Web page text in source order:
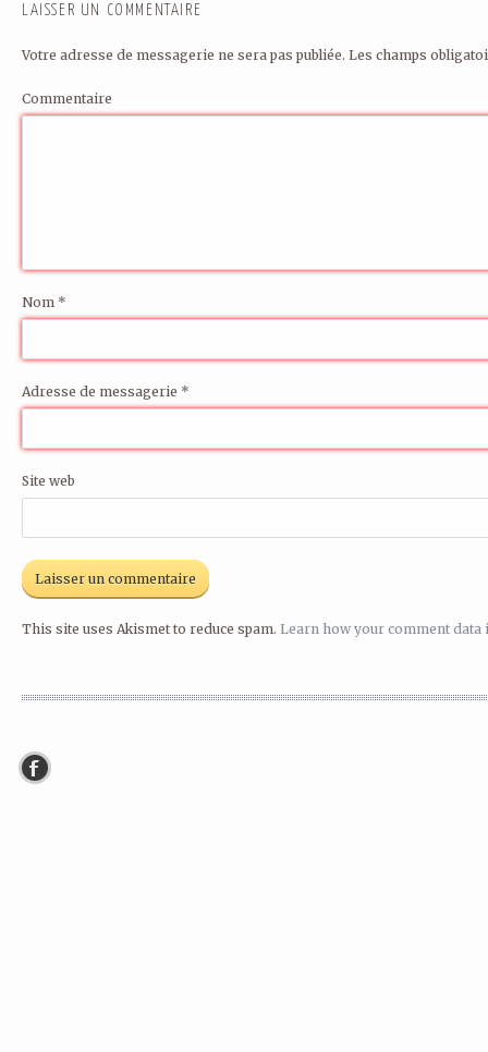
LAISSER UN COMMENTAIRE
Votre adresse de messagerie ne sera pas publiée. Les champs
Commentaire
Nom *
Adresse de messagerie *
Site web
This site uses Akismet to reduce spam. Learn how your comment data